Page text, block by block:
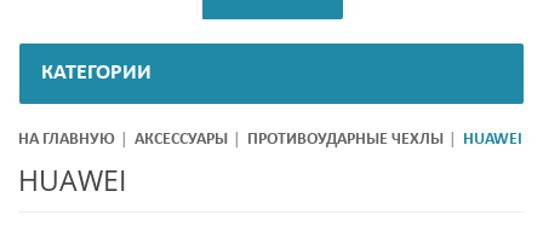
КАТЕГОРИИ
НА ГЛАВНУЮ АКСЕССУАРЫ ПРОТИВОУДАРНЫЕ ЧЕХЛЫ HUAWEI
HUAWEI